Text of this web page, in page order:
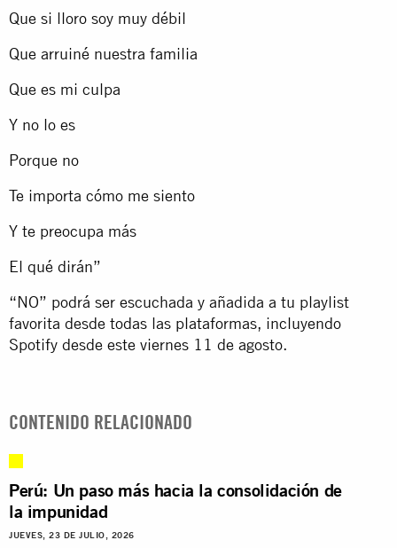
Que si lloro soy muy débil
Que arruiné nuestra familia
Que es mi culpa
Y no lo es
Porque no
Te importa cómo me siento
Y te preocupa más
El qué dirán”
“NO” podrá ser escuchada y añadida a tu playlist
favorita desde todas las plataformas, incluyendo
Spotify desde este viernes 11 de agosto.
CONTENIDO RELACIONADO
Perú: Un paso más hacia la consolidación de
la impunidad
JUEVES, 23 DE JULIO, 2026